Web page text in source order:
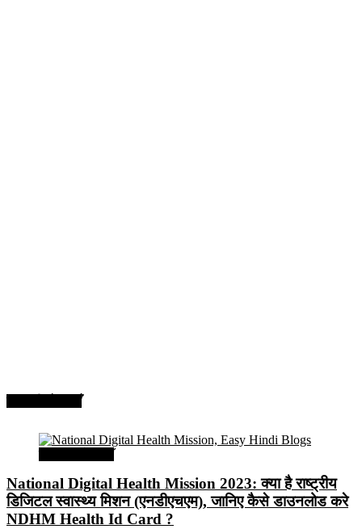
National Digital Health Mission 2023: क्या है राष्ट्रीय
डिजिटल स्वास्थ्य मिशन (एनडीएचएम), जानिए कैसे डाउनलोड करे
NDHM Health Id Card ?